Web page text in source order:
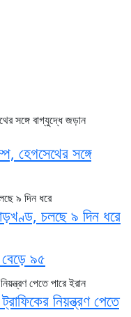
হেগসেথের সঙ্গে
চলছে ৯ দিন ধরে
৯৫
নিয়ন্ত্রণ পেতে